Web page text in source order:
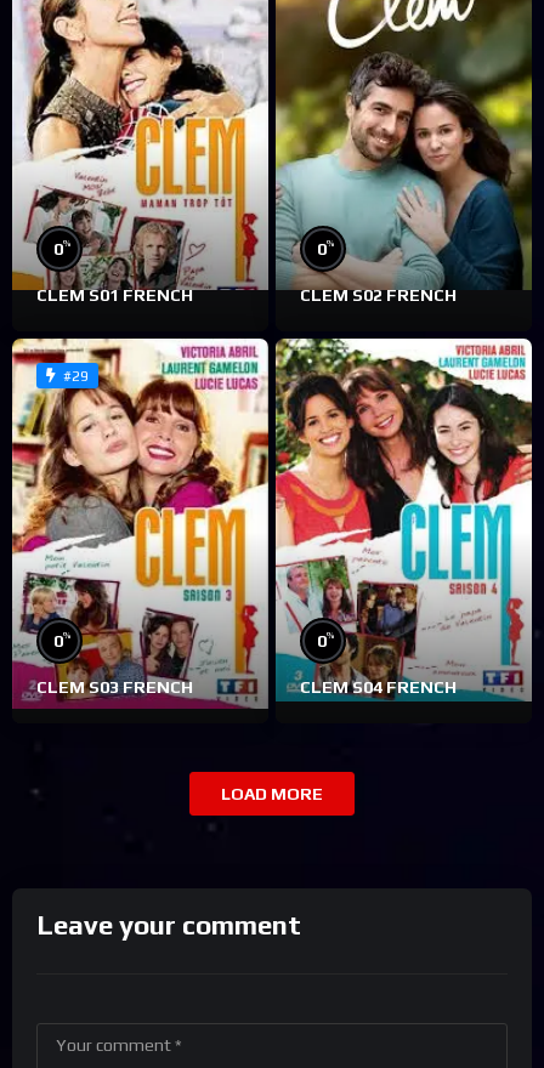
0%
CLEM S01 FRENCH
0%
CLEM S02 FRENCH
#29
0%
CLEM S03 FRENCH
0%
CLEM S04 FRENCH
LOAD MORE
Leave your comment